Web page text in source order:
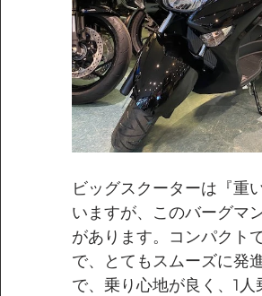
ビッグスクーターは『重
いますが、このバーグマ
があります。コンパクト
で、とてもスムーズに発
で、乗り心地が良く、1